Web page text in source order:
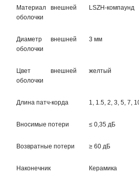
Материал внешней
оболочки
LSZH-компаунд
Диаметр внешней
оболочки
3 мм
Цвет внешней
оболочки
желтый
Длина патч-корда 1, 1.5, 2, 3, 5, 7,
Вносимые потери ≤ 0,35 дБ
Возвратные потери ≥ 60 дБ
Наконечник Керамика